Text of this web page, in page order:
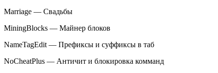
Marriage — Свадьбы
MiningBlocks — Майнер блоков
NameTagEdit — Префиксы и суффиксы в таб
NoCheatPlus — Античит и блокировка комманд